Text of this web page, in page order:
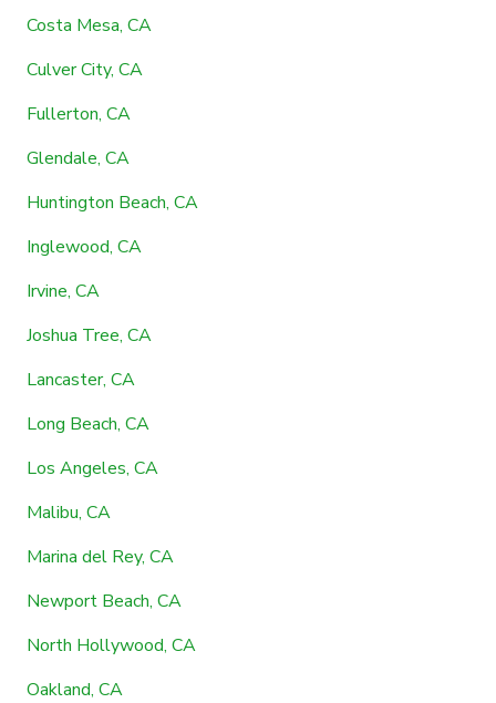
Costa Mesa, CA
Culver City, CA
Fullerton, CA
Glendale, CA
Huntington Beach, CA
Inglewood, CA
Irvine, CA
Joshua Tree, CA
Lancaster, CA
Long Beach, CA
Los Angeles, CA
Malibu, CA
Marina del Rey, CA
Newport Beach, CA
North Hollywood, CA
Oakland, CA